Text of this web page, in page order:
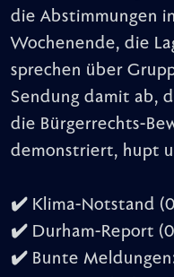
die Abstimmungen
Wochenende, die
sprechen über
Sendung damit ab,
die Bürgerrechts-
demonstriert, hupt
✔️ Klima-Notstand
✔️ Durham-Report
✔️ Bunte